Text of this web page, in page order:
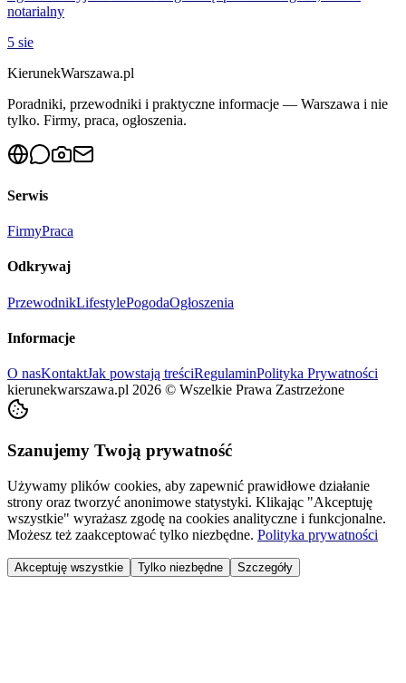
notarialny
5 sie
KierunekWarszawa.pl
Poradniki, przewodniki i praktyczne informacje — Warszawa i nie
tylko. Firmy, praca, ogłoszenia.
Serwis
FirmyPraca
Odkrywaj
PrzewodnikLifestylePogodaOgłoszenia
Informacje
O nasKontaktJak powstają treściRegulaminPolityka Prywatności
kierunekwarszawa.pl 2026 © Wszelkie Prawa Zastrzeżone
Szanujemy Twoją prywatność
Używamy plików cookies, aby zapewnić prawidłowe działanie
strony oraz tworzyć anonimowe statystyki. Klikając "Akceptuję
wszystkie" wyrażasz zgodę na cookies analityczne i funkcjonalne.
Możesz też zaakceptować tylko niezbędne. Polityka prywatności
Akceptuję wszystkie Tylko niezbędne Szczegóły